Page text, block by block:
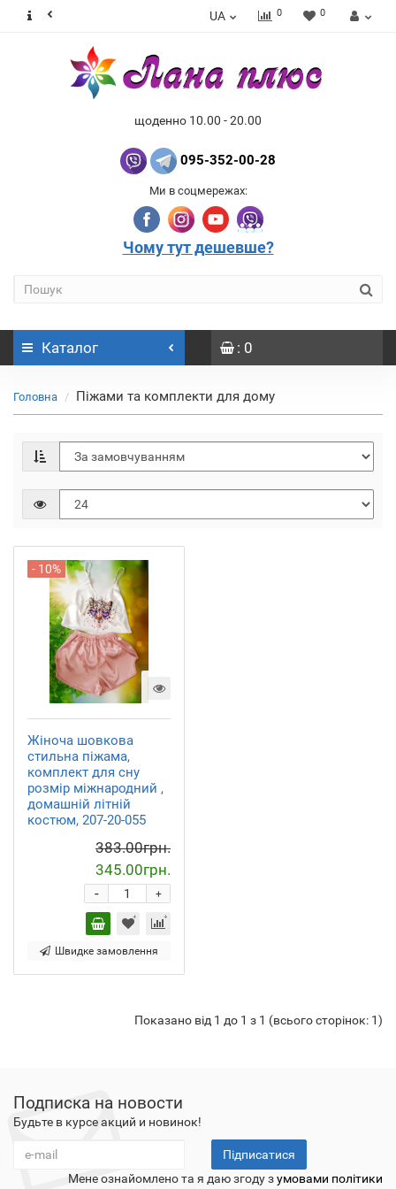
UA 0 0
щоденно 10.00 - 20.00
095-352-00-28
Ми в соцмережах:
Чому тут дешевше?
Каталог : 0
Головна Піжами та комплекти для дому
- 10%
Жіноча шовкова
стильна піжама,
комплект для сну
розмір міжнародний ,
домашній літній
костюм, 207-20-055
383.00грн.
345.00грн.
+
-
Швидке замовлення
Показано від 1 до 1 з 1 (всього сторінок: 1)
Подписка на новости
Будьте в курсе акций и новинок!
Підписатися
Мене ознайомлено та я даю згоду зумовами політики